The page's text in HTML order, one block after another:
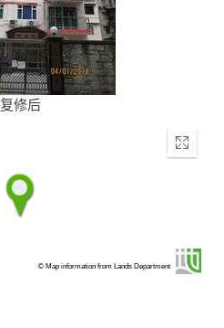
复修后
Enter
© Map information from Lands Department